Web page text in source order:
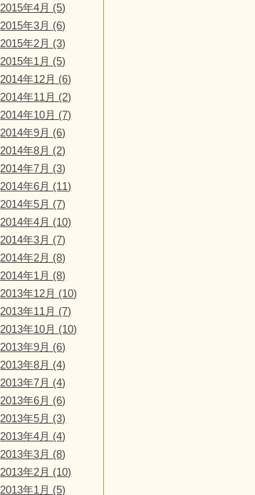
2015年4月 (5)
2015年3月 (6)
2015年2月 (3)
2015年1月 (5)
2014年12月 (6)
2014年11月 (2)
2014年10月 (7)
2014年9月 (6)
2014年8月 (2)
2014年7月 (3)
2014年6月 (11)
2014年5月 (7)
2014年4月 (10)
2014年3月 (7)
2014年2月 (8)
2014年1月 (8)
2013年12月 (10)
2013年11月 (7)
2013年10月 (10)
2013年9月 (6)
2013年8月 (4)
2013年7月 (4)
2013年6月 (6)
2013年5月 (3)
2013年4月 (4)
2013年3月 (8)
2013年2月 (10)
2013年1月 (5)